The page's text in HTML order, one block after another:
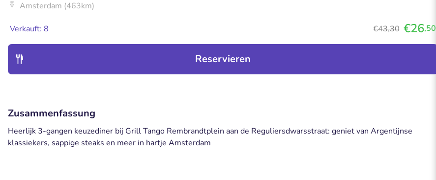
Amsterdam (463km)
Verkauft: 8 €43,30 €26,50
Reservieren
Zusammenfassung
Heerlijk 3-gangen keuzediner bij Grill Tango Rembrandtplein aan de Reguliersdwarsstraat: geniet van Argentijnse
klassiekers, sappige steaks en meer in hartje Amsterdam